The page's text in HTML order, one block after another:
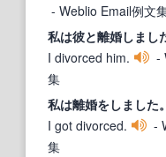
- Weblio Email例文
私は彼と離婚しまし
I divorced him.
-
集
私は離婚をしました。
I got divorced.
-
集